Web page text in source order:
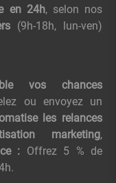
en 24h, selon nos
(9h-18h, lun-ven)
vos chances
ou envoyez un
les relances
marketing,
: Offrez 5 % de